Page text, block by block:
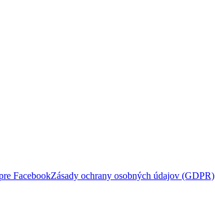
FacebookZásady ochrany osobných údajov (GDPR)